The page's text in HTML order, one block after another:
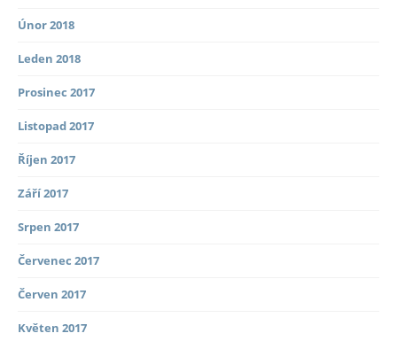
Únor 2018
Leden 2018
Prosinec 2017
Listopad 2017
Říjen 2017
Září 2017
Srpen 2017
Červenec 2017
Červen 2017
Květen 2017